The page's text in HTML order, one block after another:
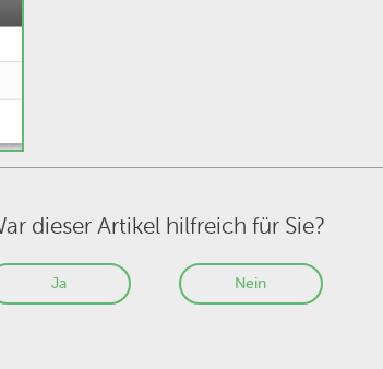
dieser Artikel hilfreich für Sie?
Ja Nein